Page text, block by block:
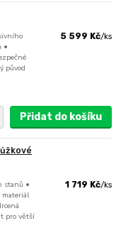
•
původ
5 599 Kč/ks
Přidat do košíku
stanů •
pro větší
1 719 Kč/ks